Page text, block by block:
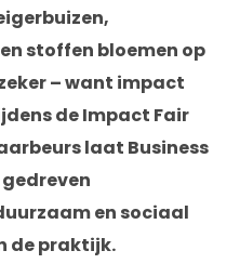
stoffen bloemen op
– want impact
de Impact Fair
laat Business
gedreven
en sociaal
de praktijk.